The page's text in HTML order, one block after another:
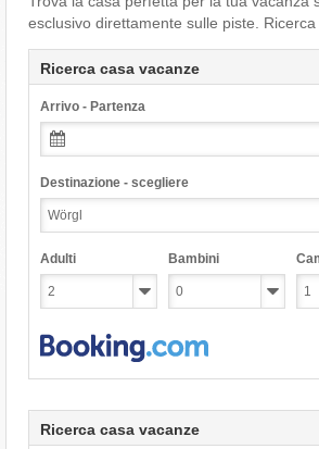
esclusivo direttamente sulle piste.
Ricerca casa vacanze
Arrivo - Partenza
Destinazione - scegliere
Adulti Bambini
Ricerca casa vacanze